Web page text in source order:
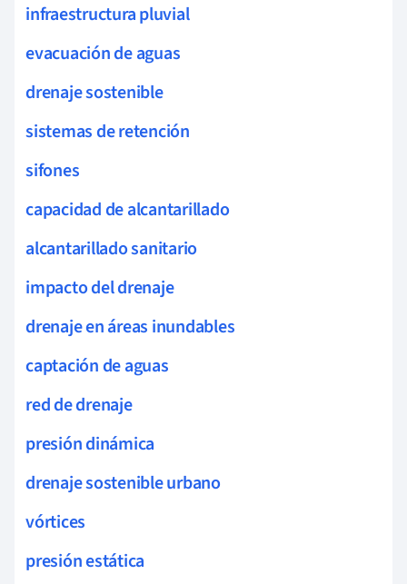
infraestructura pluvial
evacuación de aguas
drenaje sostenible
sistemas de retención
sifones
capacidad de alcantarillado
alcantarillado sanitario
impacto del drenaje
drenaje en áreas inundables
captación de aguas
red de drenaje
presión dinámica
drenaje sostenible urbano
vórtices
presión estática